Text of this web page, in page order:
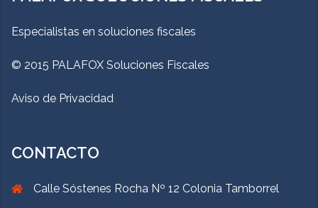
Especialistas en soluciones fiscales
© 2015 PALAFOX Soluciones Fiscales
Aviso de Privacidad
CONTACTO
Calle Sóstenes Rocha Nº 12 Colonia Tamborrel